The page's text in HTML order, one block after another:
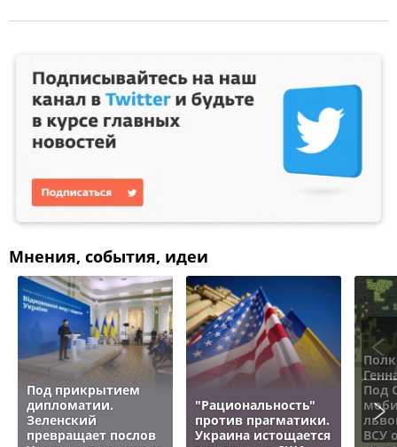
Мнения, события, идеи
Под прикрытием
дипломатии.
Зеленский
превращает послов
"Рациональность"
против прагматики.
Украина истощается
Под
ВСУ